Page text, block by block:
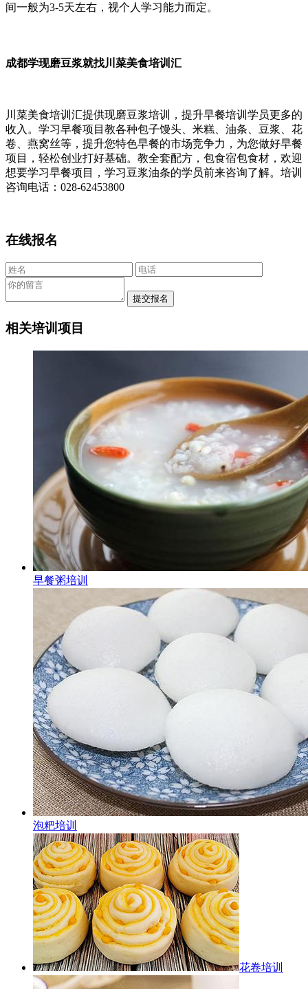
间一般为3-5天左右，视个人学习能力而定。
成都学现磨豆浆就找川菜美食培训汇
川菜美食培训汇提供现磨豆浆培训，提升早餐培训学员更多的
收入。学习早餐项目教各种包子馒头、米糕、油条、豆浆、花
卷、燕窝丝等，提升您特色早餐的市场竞争力，为您做好早餐
项目，轻松创业打好基础。教全套配方，包食宿包食材，欢迎
想要学习早餐项目，学习豆浆油条的学员前来咨询了解。培训
咨询电话：028-62453800
在线报名
相关培训项目
早餐粥培训
泡粑培训
花卷培训